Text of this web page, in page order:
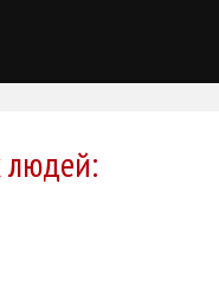
людей: